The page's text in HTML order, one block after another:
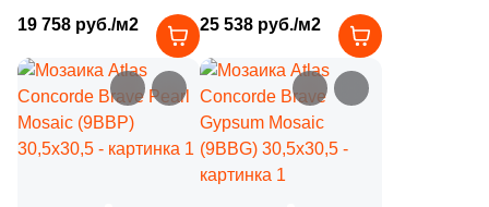
30x20 (3)
30x11.2 (1 )
30x12 (14)
30x10.8 (2 )
матовая под камень,
чип 48х48 мм
квадратный
19 758 руб./м2 25 538 руб./м2